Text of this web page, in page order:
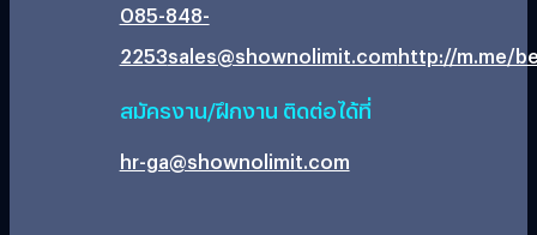
085-848-
2253sales@shownolimit.comhttp://m.me/
สมัครงาน/ฝึกงาน ติดต่อได้ที่
hr-ga@shownolimit.com